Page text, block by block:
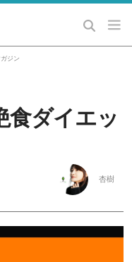
ジン
食ダイエッ
杏樹